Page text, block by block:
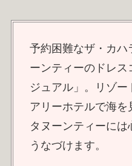
予約困難なザ・カハ
ーンティーのドレス
ジュアル」。リゾー
アリーホテルで海を
タヌーンティーに
うなづけます。